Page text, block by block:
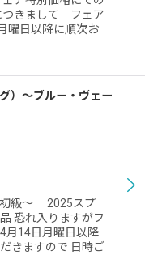
つきまして フェア
曜日以降に順次お
）〜ブルー・ヴェー
初級〜 2025スプ
恐れ入りますがフ
月14日月曜日以降
きますので 日時ご